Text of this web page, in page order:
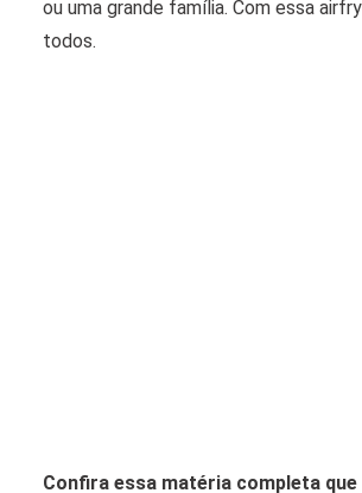
ou uma grande família. Com essa
todos.
Confira essa matéria completa